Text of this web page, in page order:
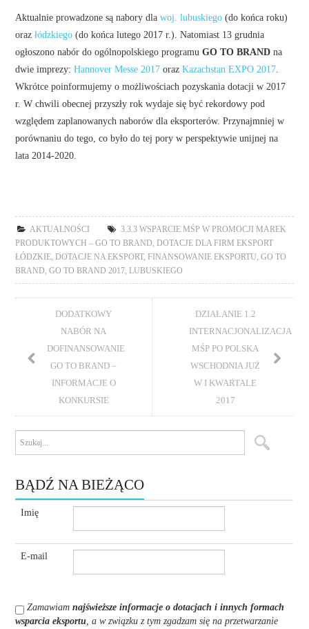
Aktualnie prowadzone są nabory dlawoj. lubuskiego (do końca roku)
orazłódzkiego (do końca lutego 2017 r.). Natomiast 13 grudnia
ogłoszono nabór do ogólnopolskiego programu GO TO BRAND na
dwie imprezy:Hannover Messe 2017 orazKazachstan EXPO 2017.
Wkrótce poinformujemy o możliwościach pozyskania dotacji w 2017
r. W chwili obecnej przyszły rok wydaje się być rekordowy pod
względem zaplanowanych naborów dla eksporterów. Przynajmniej w
porównaniu do tego, co było do tej pory w perspektywie unijnej na
lata 2014-2020.
AKTUALNOŚCI
3.3.3 WSPARCIE MŚP W PROMOCJI MAREK
PRODUKTOWYCH – GO TO BRAND
DOTACJE DLA FIRM EKSPORT
ŁÓDZKIE
DOTACJE NA EKSPORT, FINANSOWANIE EKSPORTU ,GO TO
BRAND ,GO TO BRAND 2017 LUBUSKIEGO
DODATKOWY
NABÓR NA
DOFINANSOWANIE
GO TO BRAND –
INFORMACJE O
KONKURSIE
DZIAŁANIE 1.2
INTERNACJONALIZACJA
MŚP PO POLSKA
WSCHODNIA JUŻ
W I KWARTALE
2017
BĄDŹ NA BIEŻĄCO
Imię
E-mail
Zamawiamnajświeższe informacje o dotacjach i innych formach
wsparcia eksportu, a w związku z tym zgadzam się na przetwarzanie